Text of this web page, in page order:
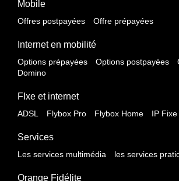
Mobile
Offres postpayées Offre prépayées
Internet en mobilité
Options prépayées Options postpayées
Domino
FIxe et internet
ADSL Flybox Pro Flybox Home IP Fixe
Services
Les services multimédia les services
Orange Fidélite